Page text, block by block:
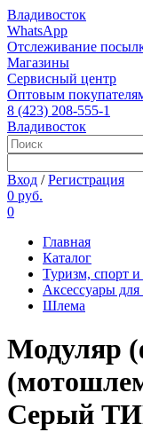
Владивосток
WhatsApp
Отслеживание
Магазины
Сервисный центр
Оптовым
8 (423) 208-555-1
Владивосток
Вход /Регистрация
0 руб.
0
Главная
Каталог
Туризм, спорт и
Аксессуары
Шлема
Модуляр
Серый